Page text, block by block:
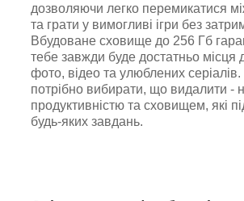
дозволяючи легко перемикатися
та грати у вимогливі ігри без
Вбудоване сховище до 256 Гб
тебе завжди буде достатньо місця
фото, відео та улюблених
потрібно вибирати, що видалити -
продуктивністю та сховищем, які
будь-яких завдань.